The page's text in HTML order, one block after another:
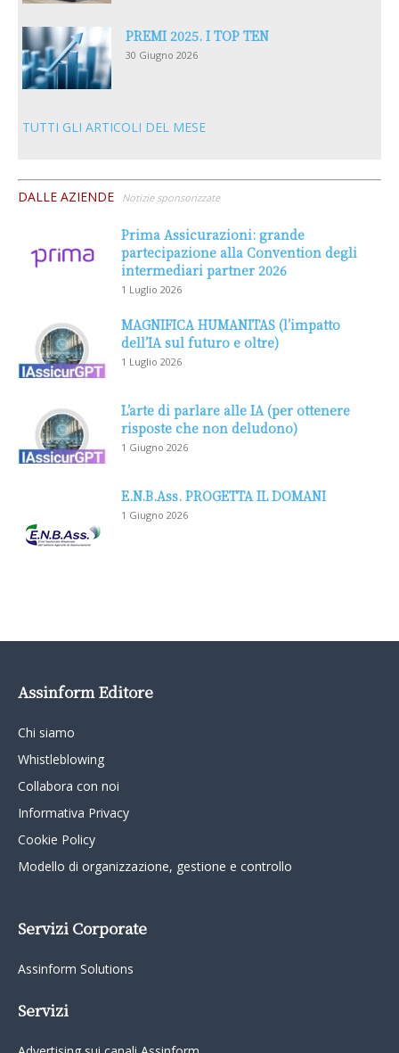
PREMI 2025. I TOP TEN
30 Giugno 2026
TUTTI GLI ARTICOLI DEL MESE
DALLE AZIENDE Notizie sponsorizzate
Prima Assicurazioni: grande
partecipazione alla Convention degli
intermediari partner 2026
1 Luglio 2026
MAGNIFICA HUMANITAS (l’impatto
dell’IA sul futuro e oltre)
1 Luglio 2026
L’arte di parlare alle IA (per ottenere
risposte che non deludono)
1 Giugno 2026
E.N.B.Ass. PROGETTA IL DOMANI
1 Giugno 2026
Assinform Editore
Chi siamo
Whistleblowing
Collabora con noi
Informativa Privacy
Cookie Policy
Modello di organizzazione, gestione e controllo
Servizi Corporate
Assinform Solutions
Servizi